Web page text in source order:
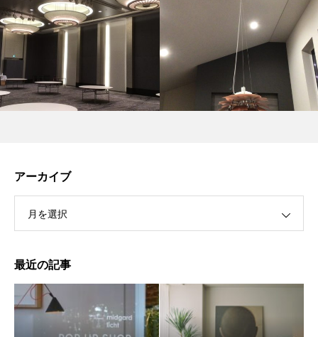
アーカイブ
月を選択
最近の記事